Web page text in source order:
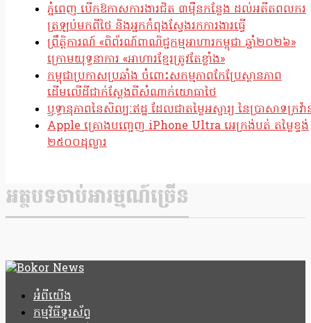
ភ្នំពេញ បើកឱកាសការងារជិត ៣ម៉ឺនកន្លែង ដល់អតីតពលករ
ត្រឡប់មកពីថៃ និងអ្នកកំពុងស្វែងរកការងារធ្វើ
ព្រឹត្តិការណ៍ «ពិព័រណ៍ពាណិជ្ជកម្មអាហារកម្ពុជា ឆ្នាំ២០២៦»
ក្រោមយុទ្ធនាការ «អាហារខ្មែរត្រូវតែខ្លាំង»
កម្ពុជាប្រកាសប្រឆាំង ចំពោះសកម្មភាពកែប្រែស្ថានភាព
ដើមលើដីជាក់ស្តែងពីសំណាក់យោធាថៃ
ឫទ្ធានុភាពនៃសិល្បៈឥដ្ឋ ដែលជាតម្លៃអស្ចារ្យ នៃប្រាសាទក្រវ៉
Apple គ្រោងបញ្ចេញ iPhone Ultra អេក្រង់បត់ តម្លៃខ្ទង់
២៥០០ដុល្លារ
អត្ថបទចាប់អារម្មណ៍ច្រើន
អំពីយើង
កម្មវិធីទូរស័ព្ទ